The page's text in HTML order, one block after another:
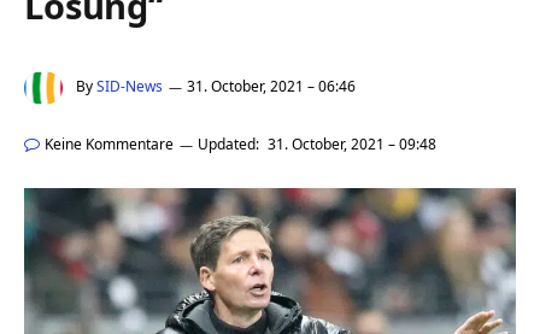
BySID-News 31. October, 2021 – 06:46
Keine Kommentare Updated: 31. October, 2021 – 09:48